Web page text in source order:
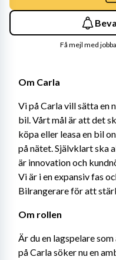
Om Carla
Vi på Carla vill sätta en
bil. Vårt mål är att det
köpa eller leasa en bil
på nätet. Självklart ska
är innovation och
Vi är i en expansiv fas
Bilrangerare för att
Om rollen
Är du en lagspelare
på Carla söker nu en
Få mejl med